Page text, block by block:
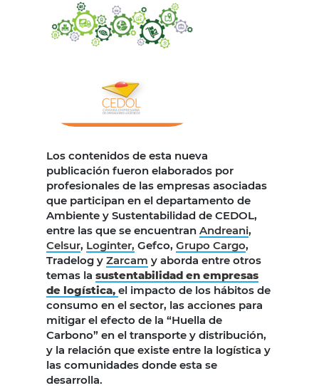
Los contenidos de esta nueva
publicación fueron elaborados por
profesionales de las empresas asociadas
que participan en el departamento de
Ambiente y Sustentabilidad de CEDOL,
entre las que se encuentran Andreani,
Celsur, Loginter, Gefco, Grupo Cargo,
Tradelog y Zarcam y aborda entre otros
temas la sustentabilidad en empresas
de logística, el impacto de los hábitos de
consumo en el sector, las acciones para
mitigar el efecto de la “Huella de
Carbono” en el transporte y distribución,
y la relación que existe entre la logística y
las comunidades donde esta se
desarrolla.